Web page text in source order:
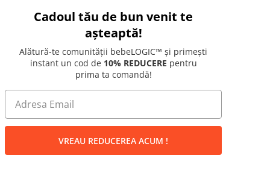
Cadoul tău de bun venit te
așteaptă!
Alătură-te comunității bebeLOGIC™ și primești
instant un cod de 10% REDUCERE pentru
prima ta comandă!
VREAU REDUCEREA ACUM !